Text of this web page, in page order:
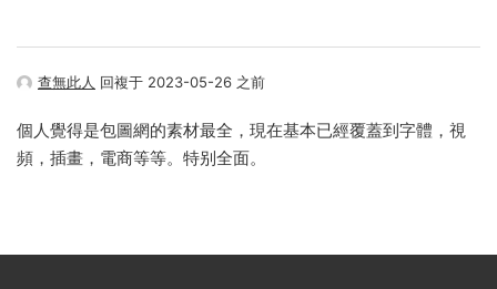
查無此人 回複于 2023-05-26 之前
個人覺得是包圖網的素材最全，現在基本已經覆蓋到字體，視
頻，插畫，電商等等。特别全面。